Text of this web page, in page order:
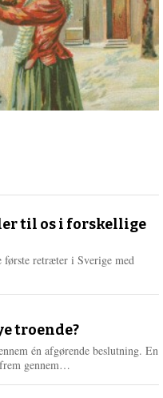
til os i forskellige
første retræter i Sverige med
troende?
én afgørende beslutning. En
gennem…